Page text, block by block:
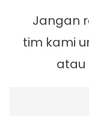
Jangan
tim kami
atau